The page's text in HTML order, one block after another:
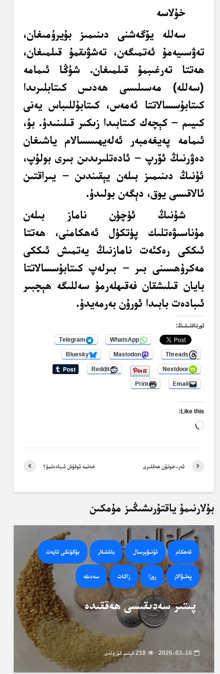
خۇلاسە
سەللە يۆگەشنى دىنىمىز بۇيرۇمىغان،
تەۋسىيەمۇ ئەتمىگەن، تەشۋىقمۇ قىلمىغان،
ھەتتا تەرغىبمۇ قىلمىغان. شۇڭا ئىمامە
(سەللە) مەسىلىسى ھەدىس كىتابلىرىدا
كىتابۇسسالاتتا ئەمەس، كىتابۇللىباس يەنى
كىيىم – كېچەك كىتابىدا زىكىر قىلىنىدۇ. بۇ،
ئىمامە پەيغەمبەر ئەلەيھىسسالام ياشىغان
دەۋرنىڭ ئۆرپ – ئادەتلىرىدىن بىرى بولۇپ،
ئۇنىڭ دىنىمىز بىلەن يېقىندىن – يىراقتىن
ئالاقىسى يوق، دېگەن بولىدۇ.
شۇنىڭ ئۈچۈن ناماز بىلەن
مۇناسىۋەتلىك پۈتكۈل ئەھكامنى، ھەتتا
ئىككى رەكئەت نامازنىڭ يەتمىش ئىككى
مەكرۇھسىنى بىر – بىرلەپ كىتابۇسسالاتتا
بايان قىلىشقان فەقىھلەرمۇ سەللىگە ھېچبىر
ئىبادەت بابىدا ئورۇن بەرمەيدۇ.
ئورتاقلىشىڭ:
WhatsApp
Telegram
Threads
Mastodon
Bluesky
Nextdoor
Reddit
Email
Print
Like this:
Loading…
خەتمە ئوقۇش ئىبادەتمۇ؟ ئەر-خوتۇن ھەقلىرى
بۇلارنىمۇ ياقتۇرىشىڭىز مۇمكىن
ئەھكام ئۇنىۋېرسال باشقىلار بۈگۈنكى ئايەت
پەتىۋالار روزا زاكات سەدىقە
پىتىر سەدىقىسى ھەققىدە
2026-03-16 218 قېتىم كۆرۈلدى